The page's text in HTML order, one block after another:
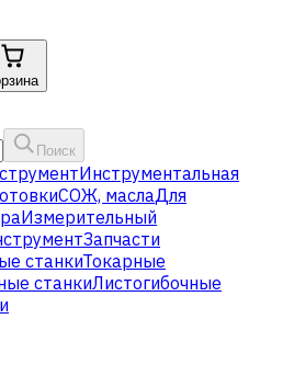
Поиск
Инструментальная
СОЖ, маслаДля
Измерительный
Запчасти
станкиТокарные
станкиЛистогибочные